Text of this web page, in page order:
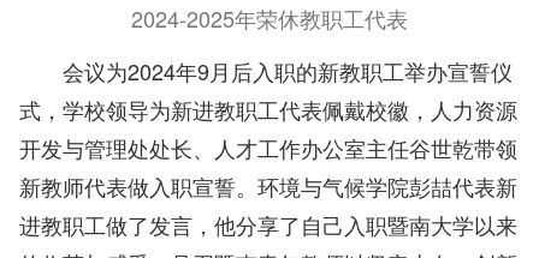
2024-2025年荣休教职工代表
会议为2024年9月后入职的新教职工举办宣誓仪
式，学校领导为新进教职工代表佩戴校徽，人力资源
开发与管理处处长、人才工作办公室主任谷世乾带领
新教师代表做入职宣誓。环境与气候学院彭喆代表新
进教职工做了发言，他分享了自己入职暨南大学以来